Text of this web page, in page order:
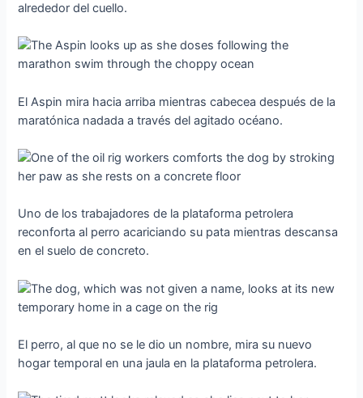
alrededor del cuello.
El Aspin mira hacia arriba mientras cabecea después de la
maratónica nadada a través del agitado océano.
Uno de los trabajadores de la plataforma petrolera
reconforta al perro acariciando su pata mientras descansa
en el suelo de concreto.
El perro, al que no se le dio un nombre, mira su nuevo
hogar temporal en una jaula en la plataforma petrolera.